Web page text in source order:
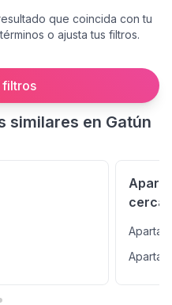
que coincida con tu
o ajusta tus filtros.
filtros
similares en Gatún